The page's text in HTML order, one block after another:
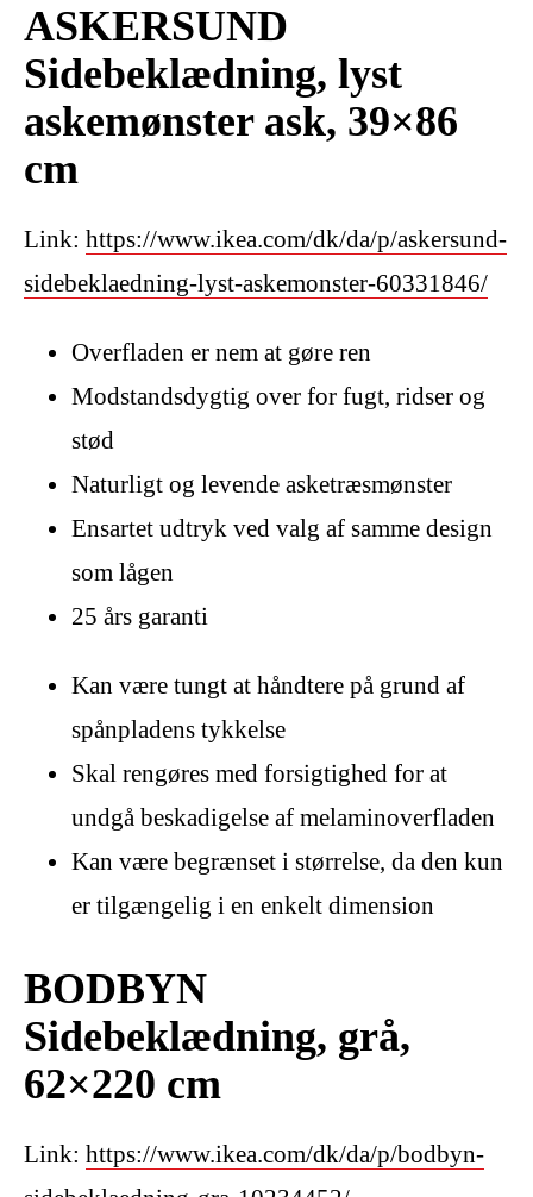
ASKERSUND
Sidebeklædning, lyst
askemønster ask, 39×86
cm
Link: https://www.ikea.com/dk/da/p/askersund-
sidebeklaedning-lyst-askemonster-60331846/
Overfladen er nem at gøre ren
Modstandsdygtig over for fugt, ridser og
stød
Naturligt og levende asketræsmønster
Ensartet udtryk ved valg af samme design
som lågen
25 års garanti
Kan være tungt at håndtere på grund af
spånpladens tykkelse
Skal rengøres med forsigtighed for at
undgå beskadigelse af melaminoverfladen
Kan være begrænset i størrelse, da den kun
er tilgængelig i en enkelt dimension
BODBYN
Sidebeklædning, grå,
62×220 cm
Link: https://www.ikea.com/dk/da/p/bodbyn-